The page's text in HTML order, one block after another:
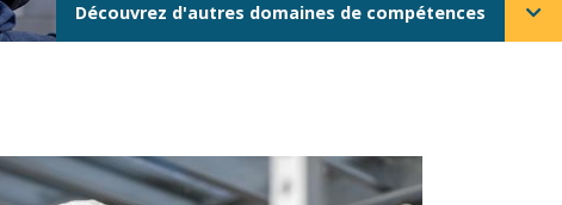
Découvrez d'autres domaines de compétences